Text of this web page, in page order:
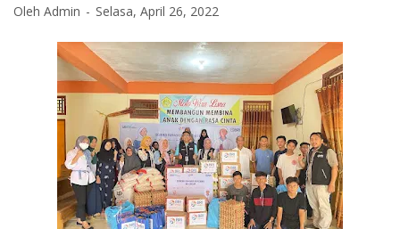
Oleh Admin Selasa, April 26, 2022